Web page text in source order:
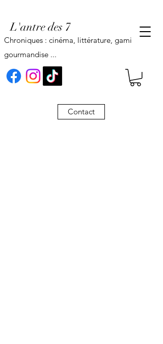
L'antre des 7
Contact
Chroniques : cinéma, littérature, gaming,
gourmandise ...